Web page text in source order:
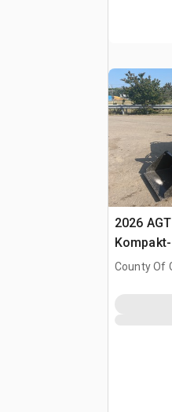
2026
(Unused)
County Of